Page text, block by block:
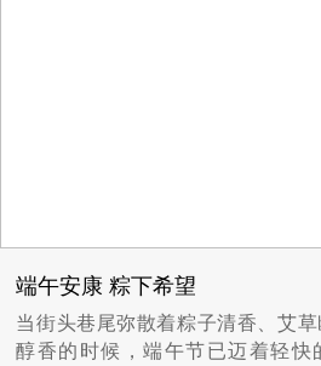
端午安康 粽下希望
当街头巷尾弥散着粽子清香、艾
醇香的时候，端午节已迈着轻快